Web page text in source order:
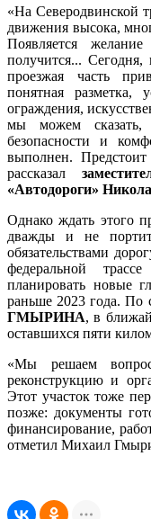
«На Северодвинской
движения высока,
Появляется
получится... Сегодня,
проезжая часть
понятная разметка,
ограждения,
мы можем
безопасности и
выполнен.
рассказал
«Автодороги»
Однако ждать этого
дважды и не
обязательствами
федеральной
планировать новые
раньше 2023 года. По
ГМЫРИНА, в
оставшихся пяти
«Мы решаем
реконструкцию и
Этот участок тоже
позже: документы
финансирование,
отметил Михаил